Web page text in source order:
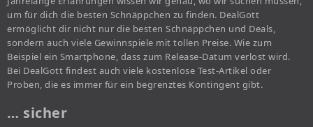
um für dich die besten Schnäppchen zu finden. DealGott
ermöglicht dir nicht nur die besten Schnäppchen und Deals,
sondern auch viele Gewinnspiele mit tollen Preise. Wie zum
Beispiel ein Smartphone, dass zum Release-Datum verlost wird.
Bei DealGott findest auch viele kostenlose Test-Artikel oder
Proben, die es immer für ein begrenztes Kontingent gibt.
… sicher